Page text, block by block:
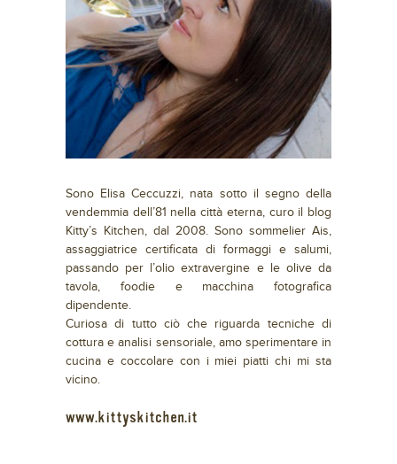
Sono Elisa Ceccuzzi, nata sotto il segno della
vendemmia dell’81 nella città eterna, curo il blog
Kitty’s Kitchen, dal 2008. Sono sommelier Ais,
assaggiatrice certificata di formaggi e salumi,
passando per l’olio extravergine e le olive da
tavola, foodie e macchina fotografica
dipendente.
Curiosa di tutto ciò che riguarda tecniche di
cottura e analisi sensoriale, amo sperimentare in
cucina e coccolare con i miei piatti chi mi sta
vicino.
www.kittyskitchen.it